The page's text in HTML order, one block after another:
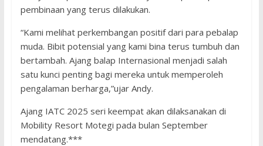
pembinaan yang terus dilakukan.
“Kami melihat perkembangan positif dari para pebalap
muda. Bibit potensial yang kami bina terus tumbuh dan
bertambah. Ajang balap Internasional menjadi salah
satu kunci penting bagi mereka untuk memperoleh
pengalaman berharga,”ujar Andy.
Ajang IATC 2025 seri keempat akan dilaksanakan di
Mobility Resort Motegi pada bulan September
mendatang.***